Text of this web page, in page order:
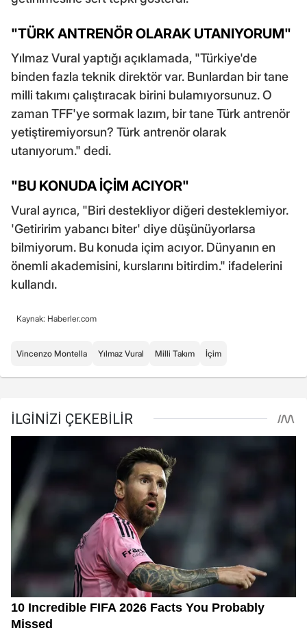
"TÜRK ANTRENÖR OLARAK UTANIYORUM"
Yılmaz Vural yaptığı açıklamada, "Türkiye'de
binden fazla teknik direktör var. Bunlardan bir tane
milli takımı çalıştıracak birini bulamıyorsunuz. O
zaman TFF'ye sormak lazım, bir tane Türk antrenör
yetiştiremiyorsun? Türk antrenör olarak
utanıyorum." dedi.
"BU KONUDA İÇİM ACIYOR"
Vural ayrıca, "Biri destekliyor diğeri desteklemiyor.
'Getiririm yabancı biter' diye düşünüyorlarsa
bilmiyorum. Bu konuda içim acıyor. Dünyanın en
önemli akademisini, kurslarını bitirdim." ifadelerini
kullandı.
Kaynak: Haberler.com
Vincenzo Montella Yılmaz Vural Milli Takım İçim